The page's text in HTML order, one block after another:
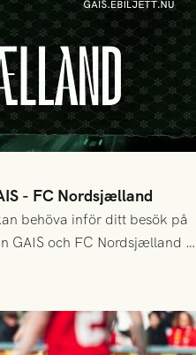
- FC Nordsjælland
behöva inför ditt besök på
GAIS och FC Nordsjælland i
kl 19.00 på torsdag